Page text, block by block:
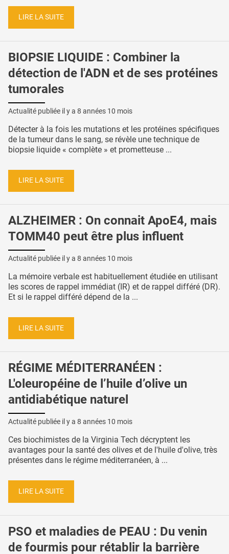
LIRE LA SUITE
BIOPSIE LIQUIDE : Combiner la
détection de l'ADN et de ses protéines
tumorales
Actualité publiée il y a 8 années 10 mois
Détecter à la fois les mutations et les protéines spécifiques
de la tumeur dans le sang, se révèle une technique de
biopsie liquide « complète » et prometteuse ...
LIRE LA SUITE
ALZHEIMER : On connait ApoE4, mais
TOMM40 peut être plus influent
Actualité publiée il y a 8 années 10 mois
La mémoire verbale est habituellement étudiée en utilisant
les scores de rappel immédiat (IR) et de rappel différé (DR).
Et si le rappel différé dépend de la ...
LIRE LA SUITE
RÉGIME MÉDITERRANÉEN :
L'oleuropéine de l’huile d’olive un
antidiabétique naturel
Actualité publiée il y a 8 années 10 mois
Ces biochimistes de la Virginia Tech décryptent les
avantages pour la santé des olives et de l'huile d'olive, très
présentes dans le régime méditerranéen, à ...
LIRE LA SUITE
PSO et maladies de PEAU : Du venin
de fourmis pour rétablir la barrière